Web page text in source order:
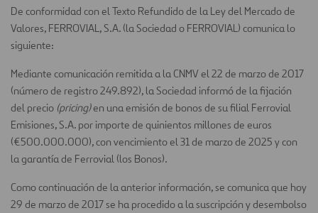
De conformidad con el Texto Refundido de la Ley del Mercado de
Valores, FERROVIAL, S.A. (la Sociedad o FERROVIAL) comunica lo
siguiente:
Mediante comunicación remitida a la CNMV el 22 de marzo de 2017
(número de registro 249.892), la Sociedad informó de la fijación
del precio (pricing)en una emisión de bonos de su filial Ferrovial
Emisiones, S.A. por importe de quinientos millones de euros
(€500.000.000), con vencimiento el 31 de marzo de 2025 y con
la garantía de Ferrovial (los Bonos).
Como continuación de la anterior información, se comunica que hoy
29 de marzo de 2017 se ha procedido a la suscripción y desembolso